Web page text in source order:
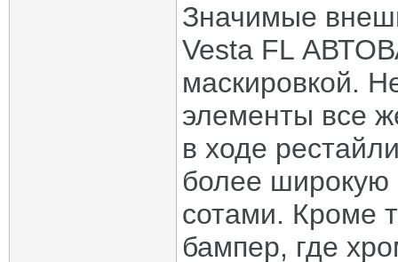
Значимые
Vesta FL
маскировкой.
элементы все
в ходе
более широкую
сотами. Кроме
бампер, где